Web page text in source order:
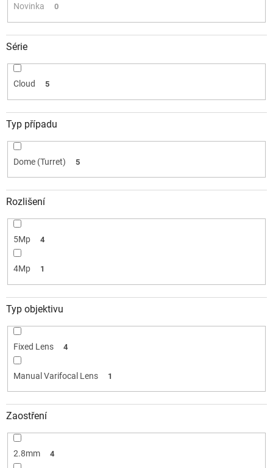
t
ů
Novinka 0
Série
Cloud 5
Typ případu
Dome (Turret) 5
Rozlišení
5Mp 4
4Mp 1
Typ objektivu
Fixed Lens 4
Manual Varifocal Lens 1
Zaostření
2.8mm 4